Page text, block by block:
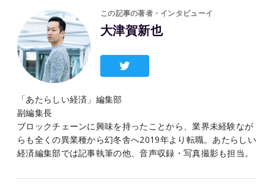
この記事の著者・インタビューイ
大津賀新也
「あたらしい経済」編集部
副編集長
ブロックチェーンに興味を持ったことから、業界未経験なが
らも全くの異業種から幻冬舎へ2019年より転職。あたらしい
経済編集部では記事執筆の他、音声収録・写真撮影も担当。